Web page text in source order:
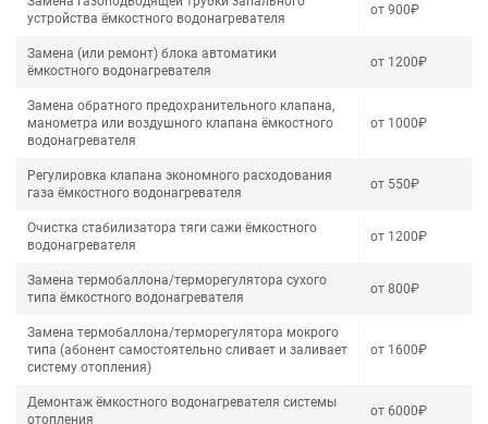
устройства ёмкостного водонагревателя
от 900₽
Замена (или ремонт) блока автоматики
ёмкостного водонагревателя
от 1200₽
Замена обратного предохранительного клапана,
манометра или воздушного клапана ёмкостного
водонагревателя
от 1000₽
Регулировка клапана экономного расходования
газа ёмкостного водонагревателя
от 550₽
Очистка стабилизатора тяги сажи ёмкостного
водонагревателя
от 1200₽
Замена термобаллона/терморегулятора сухого
типа ёмкостного водонагревателя
от 800₽
Замена термобаллона/терморегулятора мокрого
типа (абонент самостоятельно сливает и заливает
систему отопления)
от 1600₽
Демонтаж ёмкостного водонагревателя системы
отопления
от 6000₽